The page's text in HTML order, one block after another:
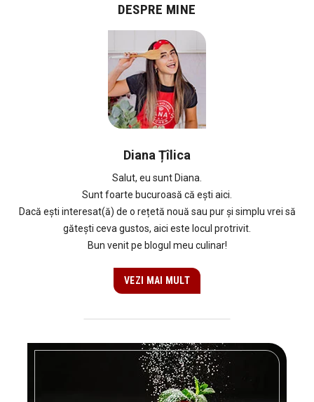
DESPRE MINE
Diana Țîlica
Salut, eu sunt Diana.
Sunt foarte bucuroasă că ești aici.
Dacă ești interesat(ă) de o rețetă nouă sau pur și simplu vrei să
gătești ceva gustos, aici este locul protrivit.
Bun venit pe blogul meu culinar!
VEZI MAI MULT